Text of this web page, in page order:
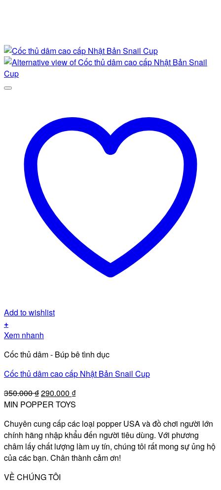
Add to wishlist
+
Xem nhanh
Cốc thủ dâm - Búp bê tình dục
Cốc thủ dâm cao cấp Nhật Bản Snail Cup
350.000₫Giá
gốc
350.000 ₫.
290.000 ₫Giá
là:
290.000 ₫.
MIN POPPER TOYS
Chuyên cung cấp các loại popper USA và đồ chơi người lớn
chính hãng nhập khẩu đến người tiêu dùng. Với phương
châm lấy chất lượng làm uy tín, chúng tôi rất mong sự ủng hộ
của các bạn. Chân thành cảm ơn!
VỀ CHÚNG TÔI